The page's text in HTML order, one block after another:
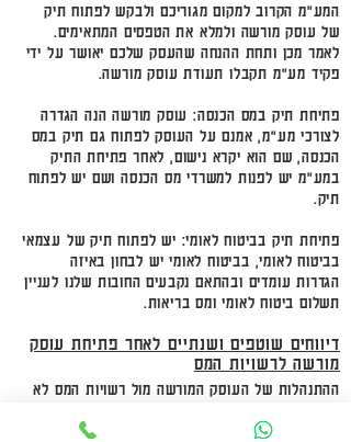
המע"מ הקרוב למקום מגוריכם ולבקש לפתוח תיק
של עוסק מורשה ולמלא את הטפסים המתאימים.
לאמר מכן ותחת ההנחה שהעסק שלכם יאושר על ידי
פקיד מע"מ תקבלו תעודת עוסק מורשה.
פתיחת תיק במס הכנסה: עוסק מורשה הנה הגדרה
לצורכי מע"מ, אמנם על העוסק לפתוח גם תיק במס
הכנסה, שם הוא יקרא נישום, לאחר פתיחת התיק
במע"מ יש לפנות למשרדי מס הכנסה ושם יש לפתוח
תיק.
פתיחת תיק בביטוח לאומי: יש לפתוח תיק של עצמאי
בביטוח לאומי, בביטוח לאומי יש לבחון באיזה
הגדרות עומדים ובהתאם נקבעים החובות שלנו לעניין
תשלום ביטוח לאומי ומס בריאות.
דיווחים שוטפים ושנתיים לאחר פתיחת עוסק
מורשה לרשויות המס
ההתנהלות של העוסק המורשה מול רשויות המס לא
הרשויות הן באופן שוטף והן ברמה שנתית. הדיווחים